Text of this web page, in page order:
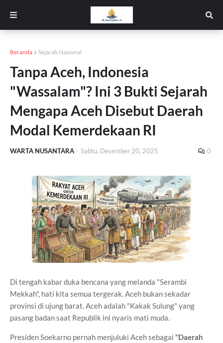
Beranda Sejarah Nasional
Tanpa Aceh, Indonesia
"Wassalam"? Ini 3 Bukti Sejarah
Mengapa Aceh Disebut Daerah
Modal Kemerdekaan RI
WARTA NUSANTARA - Sabtu, Desember 20, 2025 0
Di tengah kabar duka bencana yang melanda "Serambi
Mekkah", hati kita semua tergerak. Aceh bukan sekadar
provinsi di ujung barat. Aceh adalah "Kakak Sulung" yang
pasang badan saat Republik ini nyaris mati muda.
Presiden Soekarno pernah menjuluki Aceh sebagai "Daerah